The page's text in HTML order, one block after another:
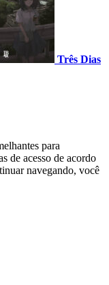
Três Dias
para
de acesso de acordo
navegando, você